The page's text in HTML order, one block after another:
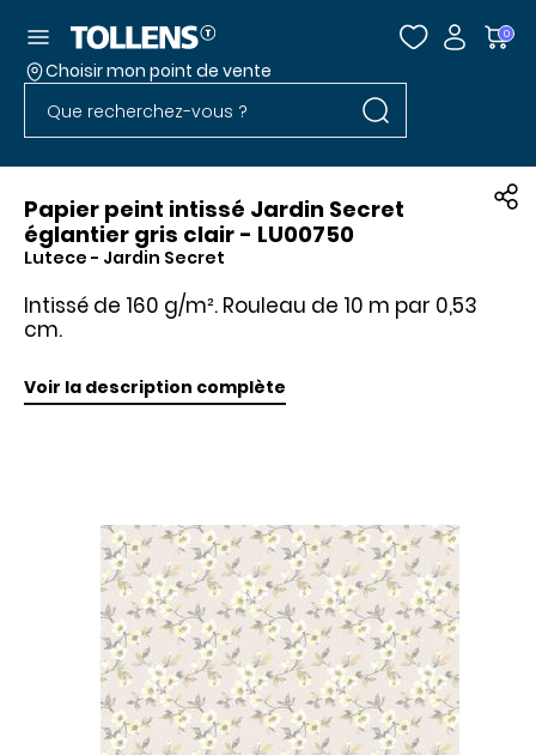
0
Passer la liste des magasins et aller au pied
Choisir mon point de vente
Rechercher dans le site Rechercher
Accéder au menu
Papier peint intissé Jardin Secret
églantier gris clair - LU00750
Lutece - Jardin Secret
Intissé de 160 g/m². Rouleau de 10 m par 0,53
cm.
Voir la description complète